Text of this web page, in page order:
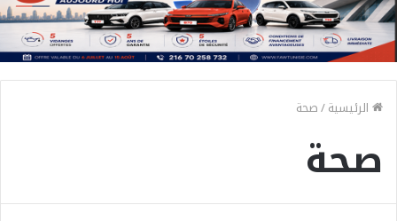
الرئيسية/صحة
صحة